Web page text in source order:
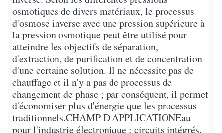
osmotiques de divers matériaux, le processus
d'osmose inverse avec une pression supérieure à
la pression osmotique peut être utilisé pour
atteindre les objectifs de séparation,
d'extraction, de purification et de concentration
d'une certaine solution. Il ne nécessite pas de
chauffage et il n'y a pas de processus de
changement de phase ; par conséquent, il permet
d'économiser plus d'énergie que les processus
traditionnels.CHAMP D'APPLICATIONEau
pour l'industrie électronique : circuits intégrés,